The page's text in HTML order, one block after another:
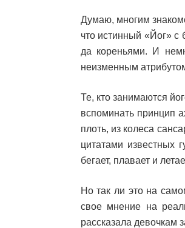
Думаю, многим
что истинный «Йог»
да кореньями. И
неизменным
Те, кто занимаются
вспоминать принцип
плоть, из колеса
цитатами известных
бегает, плавает и
Но так ли это на
свое мнение на
рассказала девочкам